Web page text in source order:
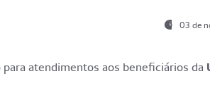
03 de
atendimentos aos beneficiários da